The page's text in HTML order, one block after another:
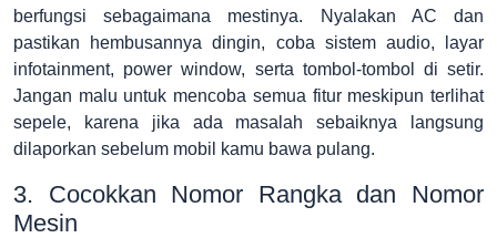
berfungsi sebagaimana mestinya. Nyalakan AC dan
pastikan hembusannya dingin, coba sistem audio, layar
infotainment, power window, serta tombol-tombol di setir.
Jangan malu untuk mencoba semua fitur meskipun terlihat
sepele, karena jika ada masalah sebaiknya langsung
dilaporkan sebelum mobil kamu bawa pulang.
3. Cocokkan Nomor Rangka dan Nomor
Mesin